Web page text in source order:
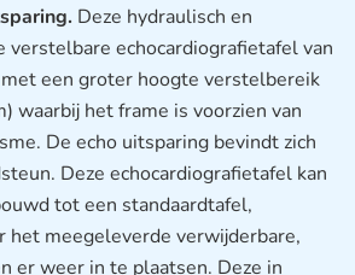
Deze hydraulisch en
verstelbare echocardiografietafel van
een groter hoogte verstelbereik
waarbij het frame is voorzien van
De echo uitsparing bevindt zich
Deze echocardiografietafel kan
tot een standaardtafel,
het meegeleverde verwijderbare,
er weer in te plaatsen. Deze in